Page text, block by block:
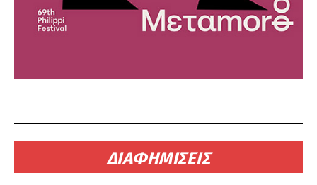
ΔΙΑΦΗΜΙΣΕΙΣ